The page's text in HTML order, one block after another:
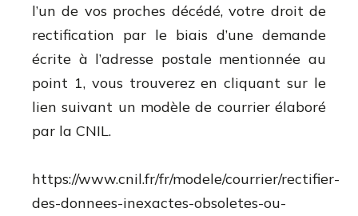
l’un de vos proches décédé, votre droit de
rectification par le biais d’une demande
écrite à l’adresse postale mentionnée au
point 1, vous trouverez en cliquant sur le
lien suivant un modèle de courrier élaboré
par la CNIL.
https://www.cnil.fr/fr/modele/courrier/rectifier-
des-donnees-inexactes-obsoletes-ou-